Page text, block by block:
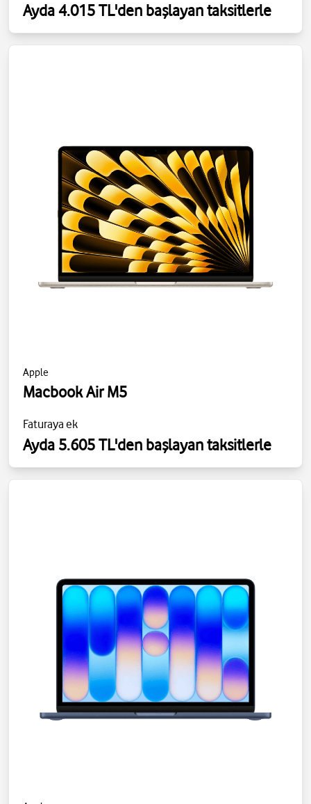
Ayda 4.015 TL'den başlayan taksitlerle
Apple
Macbook Air M5
Faturaya ek
Ayda 5.605 TL'den başlayan taksitlerle